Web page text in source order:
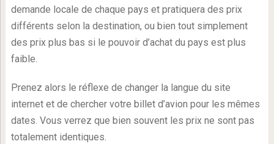
demande locale de chaque pays et pratiquera des prix
différents selon la destination, ou bien tout simplement
des prix plus bas si le pouvoir d’achat du pays est plus
faible.
Prenez alors le réflexe de changer la langue du site
internet et de chercher votre billet d’avion pour les mêmes
dates. Vous verrez que bien souvent les prix ne sont pas
totalement identiques.